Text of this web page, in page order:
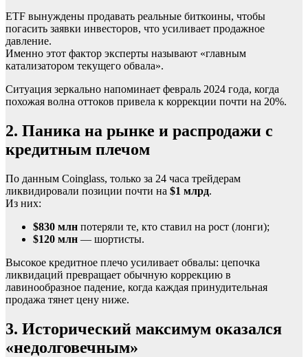
ETF вынуждены продавать реальные биткоины, чтобы
погасить заявки инвесторов, что усиливает продажное
давление.
Именно этот фактор эксперты называют «главным
катализатором текущего обвала».
Ситуация зеркально напоминает февраль 2024 года, когда
похожая волна оттоков привела к коррекции почти на 20%.
2. Паника на рынке и распродажи с
кредитным плечом
По данным Coinglass, только за 24 часа трейдерам
ликвидировали позиции почти на $1 млрд.
Из них:
$830 млн потеряли те, кто ставил на рост (лонги);
$120 млн — шортисты.
Высокое кредитное плечо усиливает обвалы: цепочка
ликвидаций превращает обычную коррекцию в
лавинообразное падение, когда каждая принудительная
продажа тянет цену ниже.
3. Исторический максимум оказался
«недолговечным»